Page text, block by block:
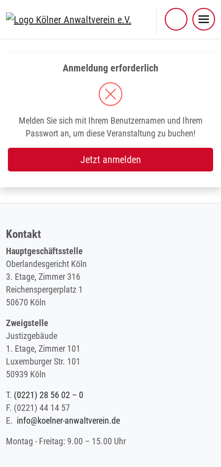
Anmeldung erforderlich
Melden Sie sich mit Ihrem Benutzernamen und Ihrem
Passwort an, um diese Veranstaltung zu buchen!
Jetzt anmelden
Kontakt
Hauptgeschäftsstelle
Oberlandesgericht Köln
3. Etage, Zimmer 316
Reichenspergerplatz 1
50670 Köln
Zweigstelle
Justizgebäude
1. Etage, Zimmer 101
Luxemburger Str. 101
50939 Köln
T. (0221) 28 56 02 – 0
F. (0221) 44 14 57
E. info@koelner-anwaltverein.de
Montag - Freitag: 9.00 – 15.00 Uhr